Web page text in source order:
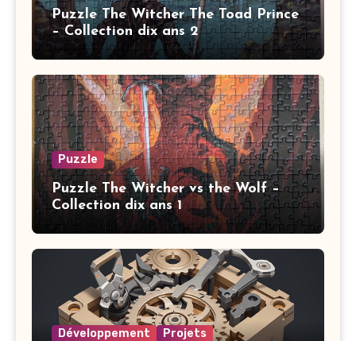
Puzzle The Witcher The Toad Prince
– Collection dix ans 2
Puzzle
Puzzle The Witcher vs the Wolf –
Collection dix ans 1
Développement Projets